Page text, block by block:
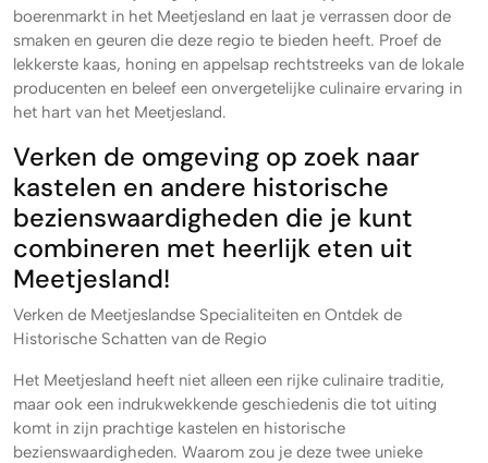
boerenmarkt in het Meetjesland en laat je verrassen door de
smaken en geuren die deze regio te bieden heeft. Proef de
lekkerste kaas, honing en appelsap rechtstreeks van de lokale
producenten en beleef een onvergetelijke culinaire ervaring in
het hart van het Meetjesland.
Verken de omgeving op zoek naar
kastelen en andere historische
bezienswaardigheden die je kunt
combineren met heerlijk eten uit
Meetjesland!
Verken de Meetjeslandse Specialiteiten en Ontdek de
Historische Schatten van de Regio
Het Meetjesland heeft niet alleen een rijke culinaire traditie,
maar ook een indrukwekkende geschiedenis die tot uiting
komt in zijn prachtige kastelen en historische
bezienswaardigheden. Waarom zou je deze twee unieke